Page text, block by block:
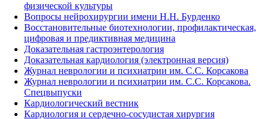
физической культуры
Вопросы нейрохирургии имени Н.Н. Бурденко
Восстановительные биотехнологии, профилактическая,
цифровая и предиктивная медицина
Доказательная гастроэнтерология
Доказательная кардиология (электронная версия)
Журнал неврологии и психиатрии им. С.С. Корсакова
Журнал неврологии и психиатрии им. С.С. Корсакова.
Спецвыпуски
Кардиологический вестник
Кардиология и сердечно-сосудистая хирургия